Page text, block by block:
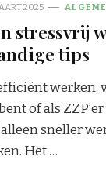
2025
stressvrij
tips
werken,
of als
sneller
Het …